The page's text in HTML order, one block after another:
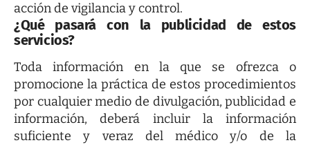
acción de vigilancia y control.
¿Qué pasará con la publicidad de estos
servicios?
Toda información en la que se ofrezca o
promocione la práctica de estos procedimientos
por cualquier medio de divulgación, publicidad e
información, deberá incluir la información
suficiente y veraz del médico y/o de la